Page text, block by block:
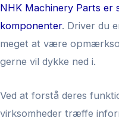
NHK Machinery Parts er
komponenter. Driver du
meget at være
gerne vil dykke ned i.
Ved at forstå deres
virksomheder træffe